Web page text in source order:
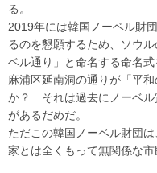
る。
2019年には韓国ノーベル財
るのを懇願するため、ソウ
ベル通り」と命名する命名
麻浦区延南洞の通りが「平
か？ それは過去にノーベル
があるだめだ。
ただこの韓国ノーベル財団
家とは全くもって無関係な市